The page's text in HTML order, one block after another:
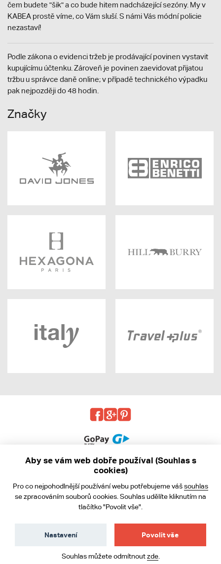
čem budete "šik" a co bude hitem nadcházející sezóny. My v
KABEA prostě víme, co Vám sluší. S námi Vás módní policie
nezastaví!
Podle zákona o evidenci tržeb je prodávající povinen vystavit
kupujícímu účtenku. Zároveň je povinen zaevidovat přijatou
tržbu u správce daně online; v případě technického výpadku
pak nejpozději do 48 hodin.
Značky
Obchodní podmínky
Ochrana osobních údajů
Aby se vám web dobře používal (Souhlas s
cookies)
Pro co nejpohodlnější používání webu potřebujeme vášsouhlas
se zpracováním souborů cookies. Souhlas udělíte kliknutím na
tlačítko "Povolit vše".
Povolit vše
Nastavení
Souhlas můžete odmítnoutzde.